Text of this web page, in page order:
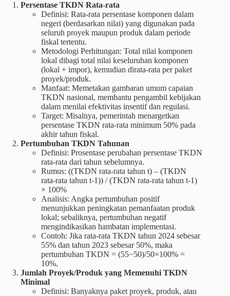
Persentase TKDN Rata‑rata
Definisi: Rata‑rata persentase komponen dalam
negeri (berdasarkan nilai) yang digunakan pada
seluruh proyek maupun produk dalam periode
fiskal tertentu.
Metodologi Perhitungan: Total nilai komponen
lokal dibagi total nilai keseluruhan komponen
(lokal + impor), kemudian dirata‑rata per paket
proyek/produk.
Manfaat: Memetakan gambaran umum capaian
TKDN nasional, membantu pengambil kebijakan
dalam menilai efektivitas insentif dan regulasi.
Target: Misalnya, pemerintah menargetkan
persentase TKDN rata‑rata minimum 50% pada
akhir tahun fiskal.
Pertumbuhan TKDN Tahunan
Definisi: Prosentase perubahan persentase TKDN
rata‑rata dari tahun sebelumnya.
Rumus: ((TKDN rata‑rata tahun t) – (TKDN
rata‑rata tahun t-1)) / (TKDN rata‑rata tahun t-1)
× 100%
Analisis: Angka pertumbuhan positif
menunjukkan peningkatan pemanfaatan produk
lokal; sebaliknya, pertumbuhan negatif
mengindikasikan hambatan implementasi.
Contoh: Jika rata‑rata TKDN tahun 2024 sebesar
55% dan tahun 2023 sebesar 50%, maka
pertumbuhan TKDN = (55−50)/50×100% =
10%.
Jumlah Proyek/Produk yang Memenuhi TKDN
Minimal
Definisi: Banyaknya paket proyek, produk, atau